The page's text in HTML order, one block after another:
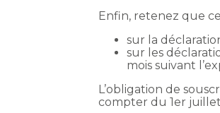
Enfin, retenez que
sur la
sur les
mois suivant
L’obligation de
compter du 1er